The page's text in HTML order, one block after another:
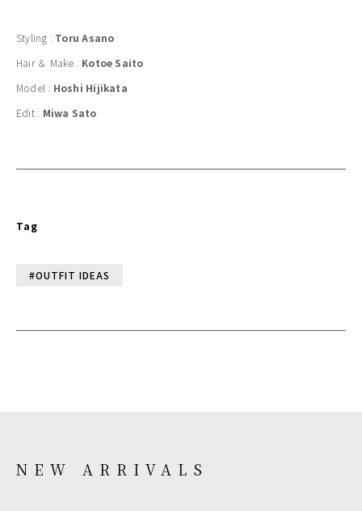
Styling : Toru Asano
Hair ＆ Make : Kotoe Saito
Model : Hoshi Hijikata
Edit : Miwa Sato
Tag
#OUTFIT IDEAS
NEW ARRIVALS